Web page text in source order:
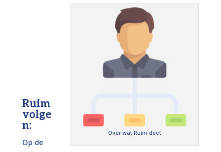
Over wat Ruim doet
Ruim
volge
n:
Op de